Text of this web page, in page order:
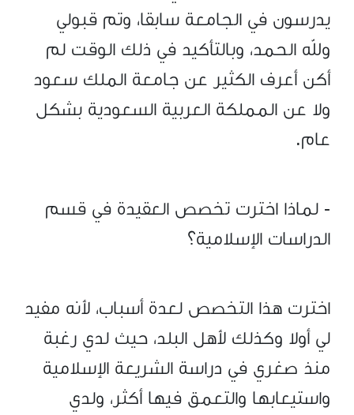
يدرسون في الجامعة سابقا، وتم قبولي
ولله الحمد، وبالتأكيد في ذلك الوقت لم
أكن أعرف الكثير عن جامعة الملك سعود
ولا عن المملكة العربية السعودية بشكل
عام.
- لماذا اخترت تخصص العقيدة في قسم
الدراسات الإسلامية؟
اخترت هذا التخصص لعدة أسباب، لأنه مفيد
لي أولا وكذلك لأهل البلد، حيث لدي رغبة
منذ صغري في دراسة الشريعة الإسلامية
واستيعابها والتعمق فيها أكثر، ولدي